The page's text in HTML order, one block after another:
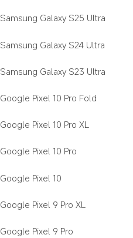
Samsung Galaxy S25 Ultra
Samsung Galaxy S24 Ultra
Samsung Galaxy S23 Ultra
Google Pixel 10 Pro Fold
Google Pixel 10 Pro XL
Google Pixel 10 Pro
Google Pixel 10
Google Pixel 9 Pro XL
Google Pixel 9 Pro